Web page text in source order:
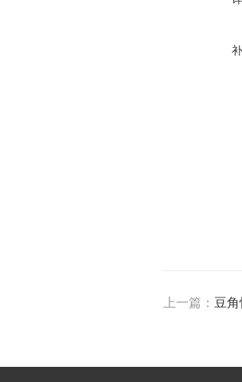
上一篇： 豆